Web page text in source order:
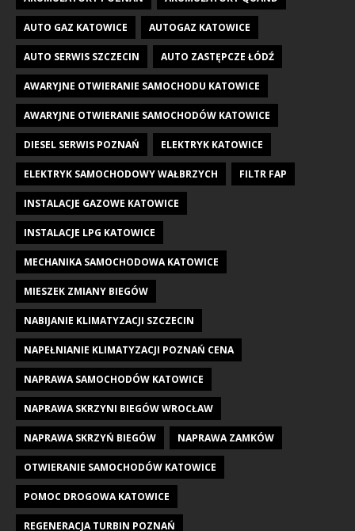
AUTO GAZ KATOWICE AUTOGAZ KATOWICE
AUTO SERWIS SZCZECIN AUTO ZASTĘPCZE ŁÓDŹ
AWARYJNE OTWIERANIE SAMOCHODU KATOWICE
AWARYJNE OTWIERANIE SAMOCHODÓW KATOWICE
DIESEL SERWIS POZNAŃ ELEKTRYK KATOWICE
ELEKTRYK SAMOCHODOWY WAŁBRZYCH FILTR FAP
INSTALACJE GAZOWE KATOWICE
INSTALACJE LPG KATOWICE
MECHANIKA SAMOCHODOWA KATOWICE
MIESZEK ZMIANY BIEGÓW
NABIJANIE KLIMATYZACJI SZCZECIN
NAPEŁNIANIE KLIMATYZACJI POZNAŃ CENA
NAPRAWA SAMOCHODÓW KATOWICE
NAPRAWA SKRZYNI BIEGÓW WROCŁAW
NAPRAWA SKRZYŃ BIEGÓW NAPRAWA ZAMKÓW
OTWIERANIE SAMOCHODÓW KATOWICE
POMOC DROGOWA KATOWICE
REGENERACJA TURBIN POZNAŃ